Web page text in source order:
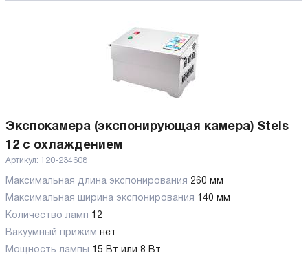
Экспокамера (экспонирующая камера) Stels
12 с охлаждением
Артикул: 120-234608
Максимальная длина экспонирования 260 мм
Максимальная ширина экспонирования 140 мм
Количество ламп 12
Вакуумный прижим нет
Мощность лампы 15 Вт или 8 Вт